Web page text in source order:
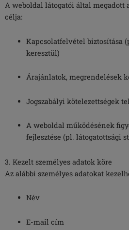
A weboldal látogatói által megadott
célja:
Kapcsolatfelvétel biztosítása
keresztül)
Árajánlatok, megrendelések
Jogszabályi kötelezettségek
A weboldal működésének
fejlesztése (pl. látogatottsági
3. Kezelt személyes adatok köre
Az alábbi személyes adatokat
Név
E-mail cím